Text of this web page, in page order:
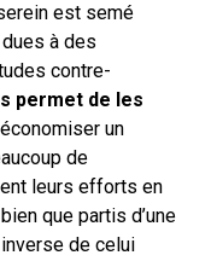
est semé
à des
contre-
permet de les
un
de
leurs efforts en
que partis d’une
de celui